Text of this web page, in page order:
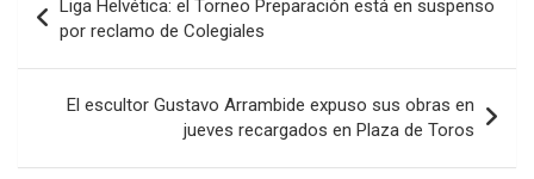
o
o
k
A
p
p
n
ar
tir
de
entradas
Liga Helvética: el Torneo Preparación está en suspenso
por reclamo de Colegiales
El escultor Gustavo Arrambide expuso sus obras en
jueves recargados en Plaza de Toros